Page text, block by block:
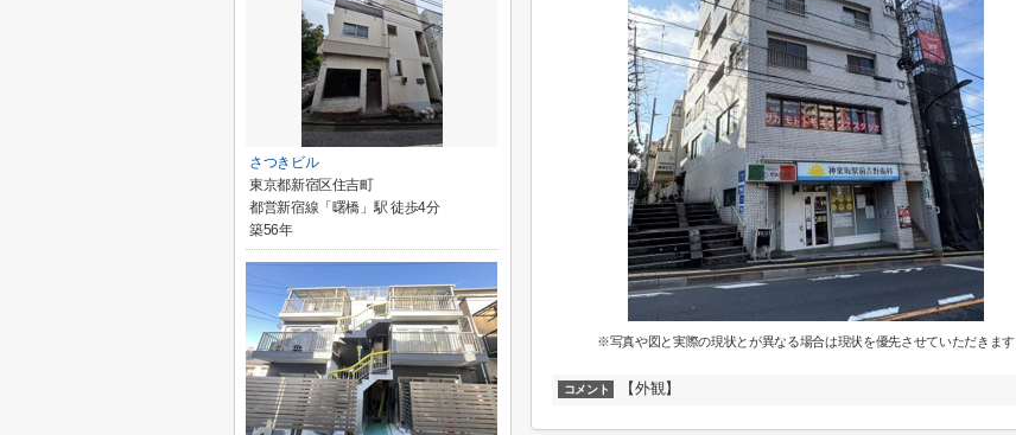
※写真や図と実際の現状とが異なる場合は現状を優先させていただきます
コメント 【外観】
さつきビル
東京都新宿区住吉町
都営新宿線「曙橋」駅 徒歩4分
築56年